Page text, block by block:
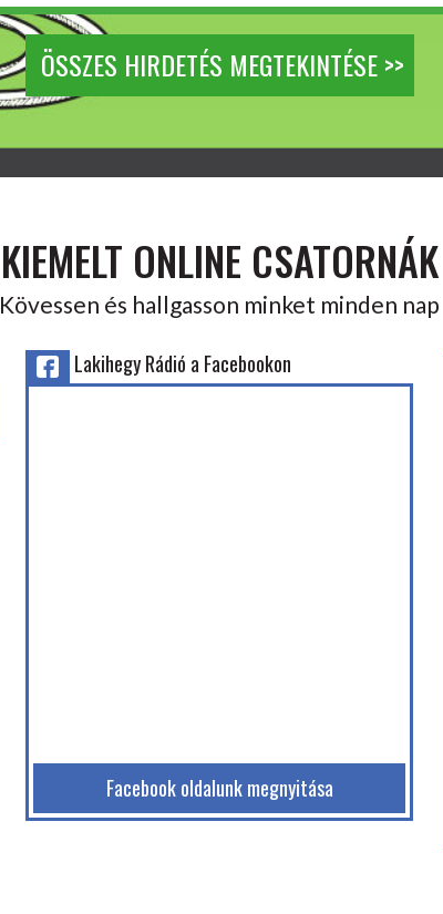
ÖSSZES HIRDETÉS MEGTEKINTÉSE >>
KIEMELT ONLINE CSATORNÁK
Kövessen és hallgasson minket minden nap
Lakihegy Rádió a Facebookon
Facebook oldalunk megnyitása